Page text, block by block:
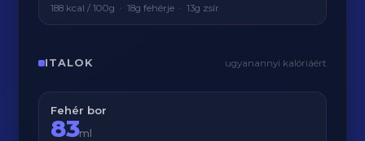
188 kcal / 100g · 18g fehérje · 13g zsír
ITALOK ugyanannyi kalóriáért
Fehér bor
83ml